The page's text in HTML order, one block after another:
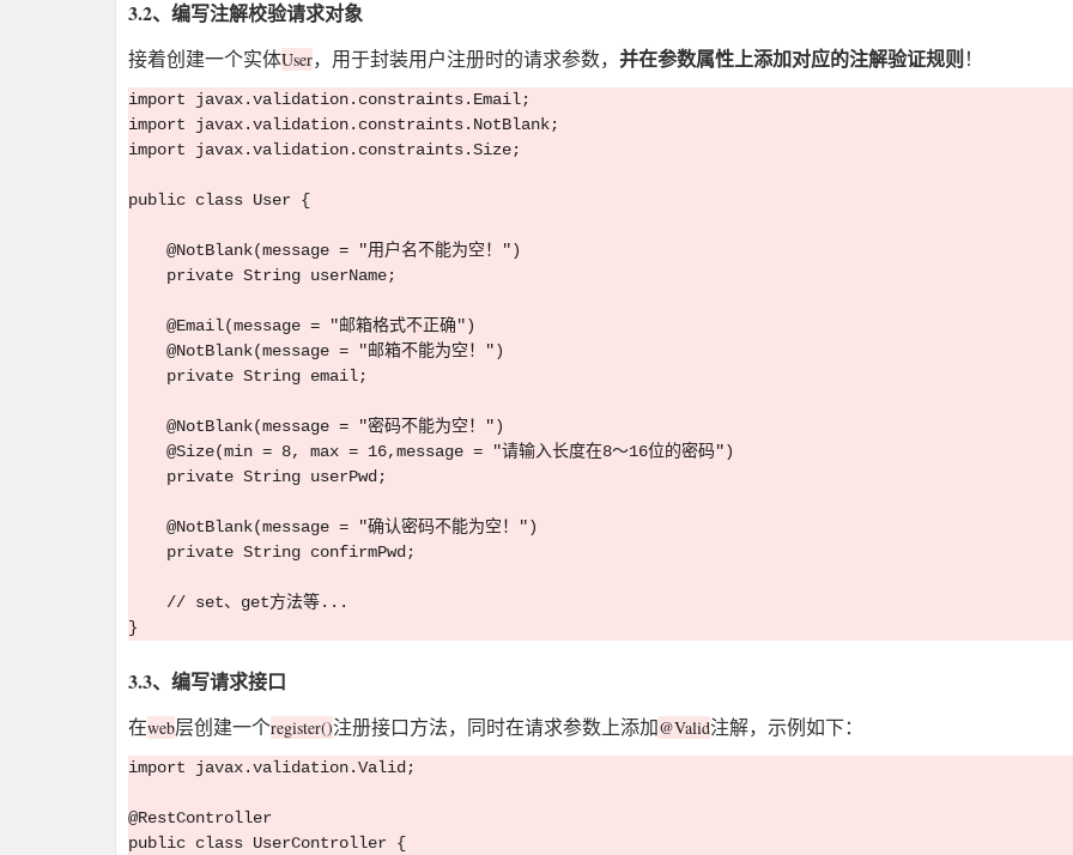
3.2、编写注解校验请求对象
接着创建一个实体User，用于封装用户注册时的请求参数，并在参数属性上添加对应的注解验证规则！
import javax.validation.constraints.Email;
import javax.validation.constraints.NotBlank;
import javax.validation.constraints.Size;
public class User {
    @NotBlank(message = "用户名不能为空！")
    private String userName;
    @Email(message = "邮箱格式不正确")
    @NotBlank(message = "邮箱不能为空！")
    private String email;
    @NotBlank(message = "密码不能为空！")
    @Size(min = 8, max = 16,message = "请输入长度在8～16位的密码")
    private String userPwd;
    @NotBlank(message = "确认密码不能为空！")
    private String confirmPwd;
    // set、get方法等...
3.3、编写请求接口
在web层创建一个register()注册接口方法，同时在请求参数上添加@Valid注解，示例如下：
import javax.validation.Valid;
@RestController
public class UserController {